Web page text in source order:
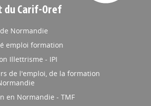
du Carif-Oref
Normandie
emploi formation
Illettrisme - IPI
de l'emploi, de la formation
en Normandie - TMF